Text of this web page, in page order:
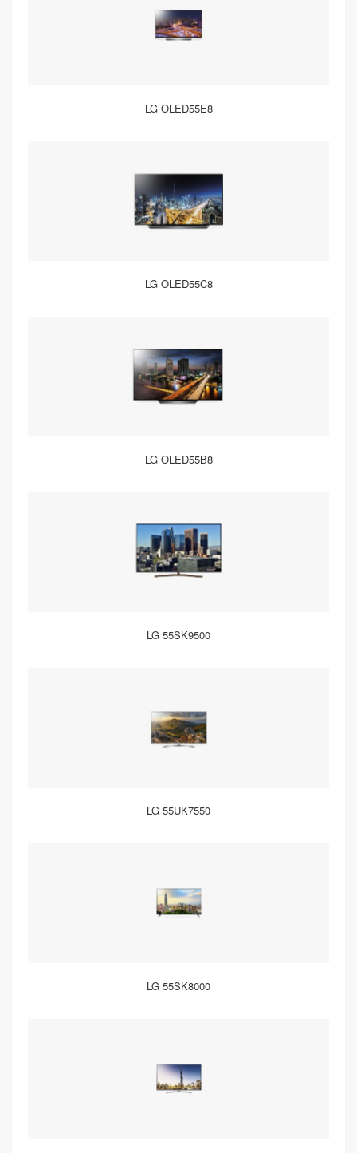
LG OLED55E8
LG OLED55C8
LG OLED55B8
LG 55SK9500
LG 55UK7550
LG 55SK8000